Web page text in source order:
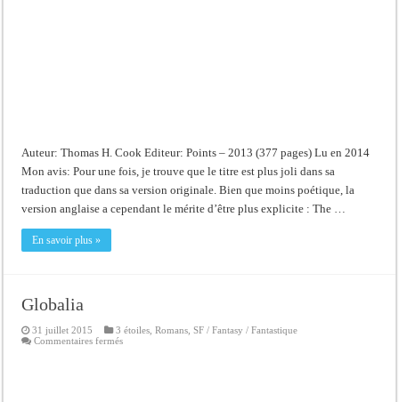
Auteur: Thomas H. Cook Editeur: Points – 2013 (377 pages) Lu en 2014
Mon avis: Pour une fois, je trouve que le titre est plus joli dans sa
traduction que dans sa version originale. Bien que moins poétique, la
version anglaise a cependant le mérite d’être plus explicite : The …
En savoir plus »
Globalia
31 juillet 2015 3 étoiles ,Romans ,SF / Fantasy / Fantastique
Commentaires ferméssur